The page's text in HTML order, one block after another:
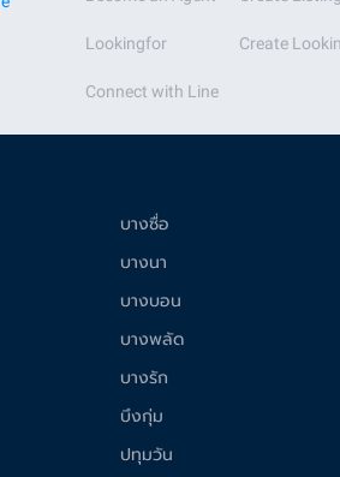
Lookingfor
Connect with Line
Create
บางซื่อ
บางนา
บางบอน
บางพลัด
บางรัก
บึงกุ่ม
ปทุมวัน